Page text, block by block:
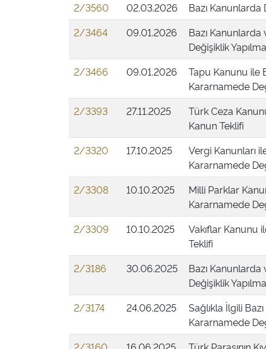
2/3560
02.03.2026
Bazı Kanunlarda
2/3464
09.01.2026
Bazı
Değişiklik
2/3466
09.01.2026
Tapu Kanunu ile
Kararnamede
2/3393
27.11.2025
Türk Ceza
Kanun Teklifi
2/3320
17.10.2025
Vergi Kanunları
Kararnamede
2/3308
10.10.2025
Milli Parklar
Kararnamede
2/3309
10.10.2025
Vakıflar Kanunu
Teklifi
2/3186
30.06.2025
Bazı
Değişiklik
2/3174
24.06.2025
Sağlıkla İlgili
Kararnamede